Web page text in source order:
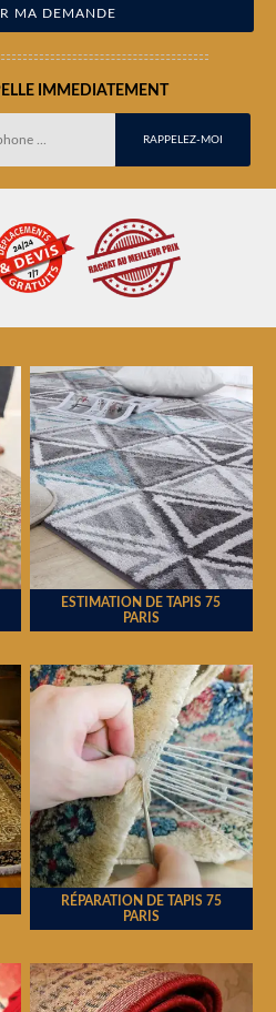
IMMEDIATEMENT
ESTIMATION DE TAPIS 75
PARIS
RÉPARATION DE TAPIS 75
PARIS